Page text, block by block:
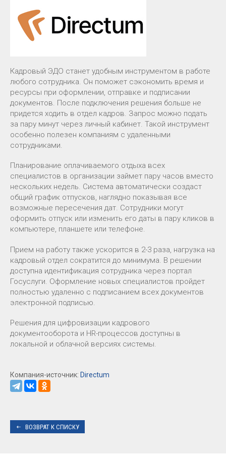
Кадровый ЭДО станет удобным инструментом в работе
любого сотрудника. Он поможет сэкономить время и
ресурсы при оформлении, отправке и подписании
документов. После подключения решения больше не
придется ходить в отдел кадров. Запрос можно подать
за пару минут через личный кабинет. Такой инструмент
особенно полезен компаниям с удаленными
сотрудниками.
Планирование оплачиваемого отдыха всех
специалистов в организации займет пару часов вместо
нескольких недель. Система автоматически создаст
общий график отпусков, наглядно показывая все
возможные пересечения дат. Сотрудники могут
оформить отпуск или изменить его даты в пару кликов в
компьютере, планшете или телефоне.
Прием на работу также ускорится в 2-3 раза, нагрузка на
кадровый отдел сократится до минимума. В решении
доступна идентификация сотрудника через портал
Госуслуги. Оформление новых специалистов пройдет
полностью удаленно с подписанием всех документов
электронной подписью.
Решения для цифровизации кадрового
документооборота и HR-процессов доступны в
локальной и облачной версиях системы.
Компания-источник: Directum
ВОЗВРАТ К СПИСКУ